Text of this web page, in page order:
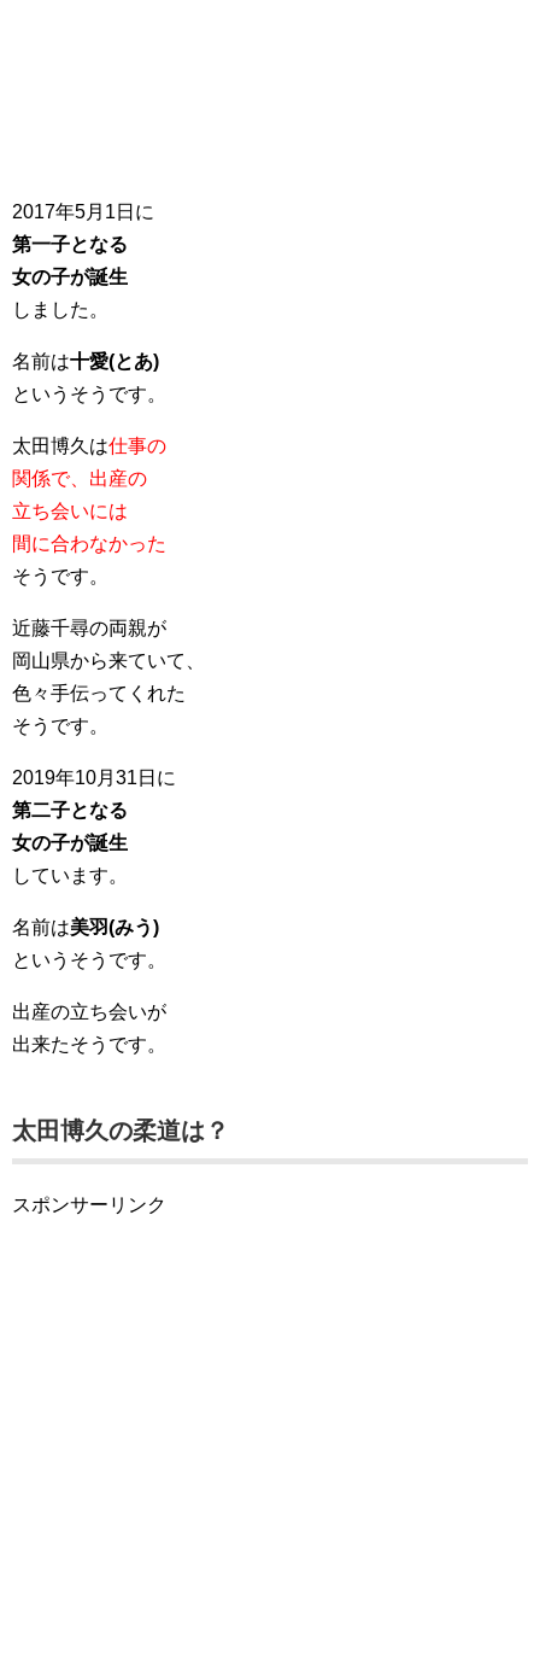
2017年5月1日に
第一子となる
女の子が誕生
しました。
名前は十愛(とあ)
というそうです。
太田博久は仕事の
関係で、出産の
立ち会いには
間に合わなかった
そうです。
近藤千尋の両親が
岡山県から来ていて、
色々手伝ってくれた
そうです。
2019年10月31日に
第二子となる
女の子が誕生
しています。
名前は美羽(みう)
というそうです。
出産の立ち会いが
出来たそうです。
太田博久の柔道は？
スポンサーリンク